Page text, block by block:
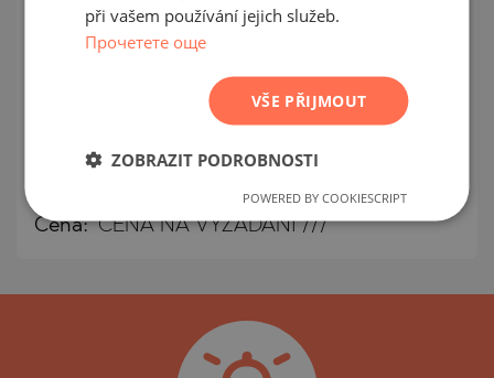
Studio v inovativním komplexu v kv.
"Ostromila" ve městě Plovdiv
OSTROMILA / PLOVDIV / PLOVDIV /
Třída budovy/komplexu: Vysoký standard
Cena: CENA NA VYŽÁDÁNÍ ///
CZECH
při vašem používání jejich služeb.
Прочетете още
VŠE PŘIJMOUT
ZOBRAZIT PODROBNOSTI
POWERED BY COOKIESCRIPT